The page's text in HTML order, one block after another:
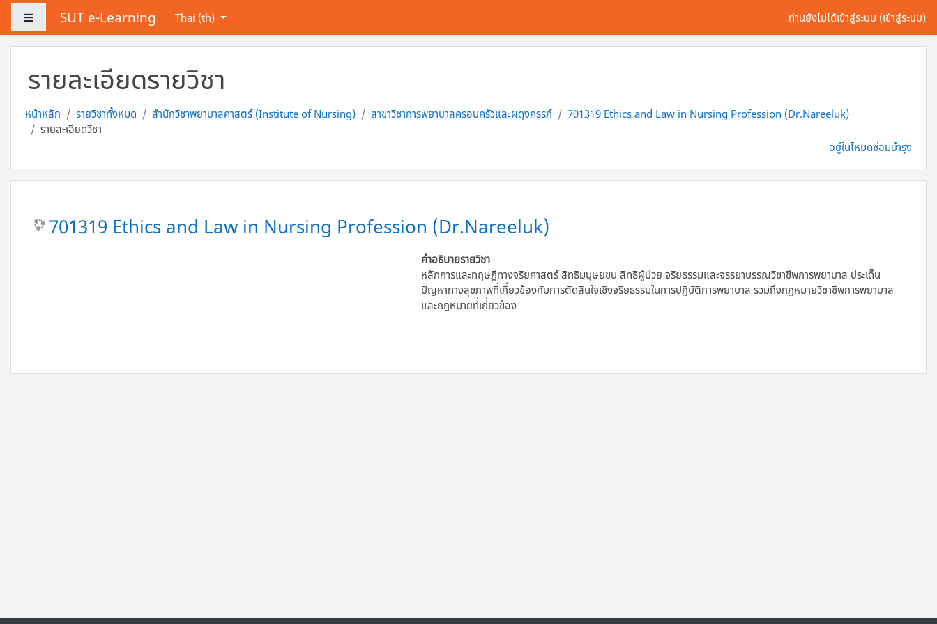
ข้ามไปที่เนื้อหาหลัก
Side panelSUT e-Learning Thai ‎(th)‎ ท่านยังไม่ได้เข้าสู่ระบบ (เข้าสู่ระบบ)
รายละเอียดรายวิชา
หน้าหลัก รายวิชาทั้งหมด สำนักวิชาพยาบาลศาสตร์ (Institute of Nursing) สาขาวิชาการพยาบาลครอบครัวและผดุงครรภ์
701319 Ethics and Law in Nursing Profession (Dr.Nareeluk)
รายละเอียดวิชา
อยู่ในโหมดซ่อมบำรุง
701319 Ethics and Law in Nursing Profession (Dr.Nareeluk)
คำอธิบายรายวิชา
หลักการและทฤษฎีทางจริยศาสตร์ สิทธิมนุษยชน สิทธิผู้ป่วย จริยธรรมและจรรยาบรรณวิชาชีพการพยาบาล ประเด็น
ปัญหาทางสุขภาพที่เกี่ยวข้องกับการตัดสินใจเชิงจริยธรรมในการปฏิบัติการพยาบาล รวมถึงกฎหมายวิชาชีพการพยาบาล
และกฎหมายที่เกี่ยวข้อง